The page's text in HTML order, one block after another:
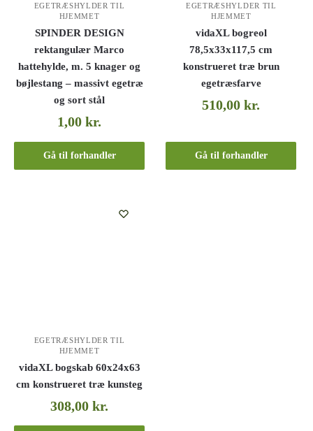
EGETRÆSHYLDER TIL
HJEMMET
SPINDER DESIGN
rektangulær Marco
hattehylde, m. 5 knager og
bøjlestang – massivt egetræ
og sort stål
1,00kr.
Gå til forhandler
EGETRÆSHYLDER TIL
HJEMMET
vidaXL bogreol
78,5x33x117,5 cm
konstrueret træ brun
egetræsfarve
510,00kr.
Gå til forhandler
EGETRÆSHYLDER TIL
HJEMMET
vidaXL bogskab 60x24x63
cm konstrueret træ kunsteg
308,00kr.